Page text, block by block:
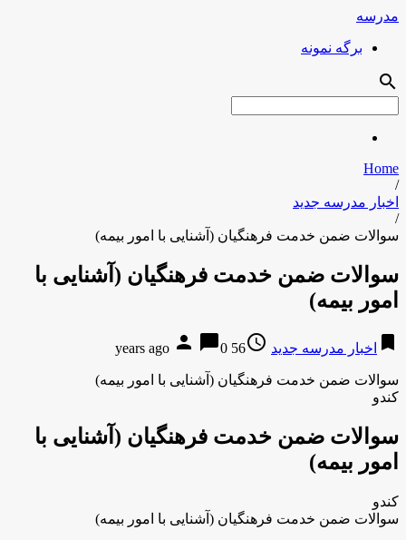
مدرسه
برگه نمونه
search
Home
/
اخبار مدرسه جدید
/
سوالات ضمن خدمت فرهنگیان (آشنایی با امور بیمه)
سوالات ضمن خدمت فرهنگیان (آشنایی با
امور بیمه)
bookmark اخبار مدرسه جدید access_time
56 years ago
person chat_bubble0
سوالات ضمن خدمت فرهنگیان (آشنایی با امور بیمه)
کندو
سوالات ضمن خدمت فرهنگیان (آشنایی با
امور بیمه)
کندو
سوالات ضمن خدمت فرهنگیان (آشنایی با امور بیمه)